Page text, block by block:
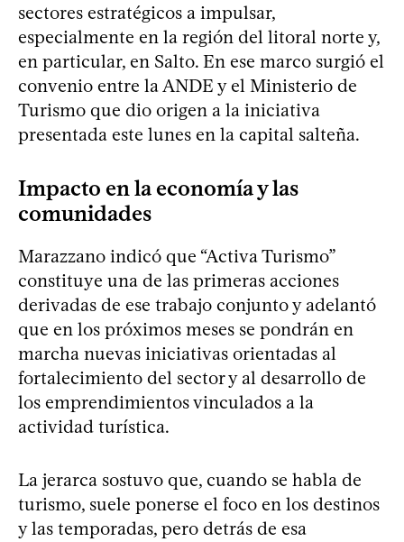
sectores estratégicos a impulsar,
especialmente en la región del litoral norte y,
en particular, en Salto. En ese marco surgió el
convenio entre la ANDE y el Ministerio de
Turismo que dio origen a la iniciativa
presentada este lunes en la capital salteña.
Impacto en la economía y las
comunidades
Marazzano indicó que “Activa Turismo”
constituye una de las primeras acciones
derivadas de ese trabajo conjunto y adelantó
que en los próximos meses se pondrán en
marcha nuevas iniciativas orientadas al
fortalecimiento del sector y al desarrollo de
los emprendimientos vinculados a la
actividad turística.
La jerarca sostuvo que, cuando se habla de
turismo, suele ponerse el foco en los destinos
y las temporadas, pero detrás de esa